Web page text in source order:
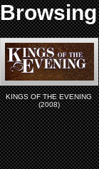
KINGS OF THE EVENING
(2008)